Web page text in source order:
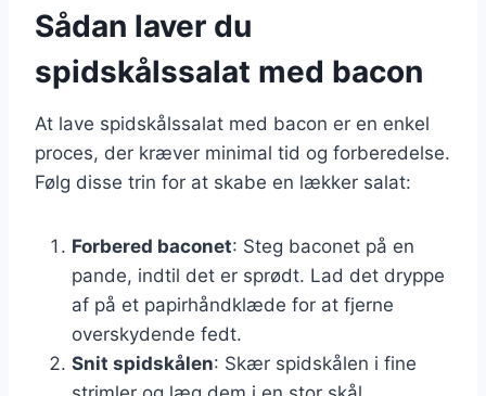
Sådan laver du
spidskålssalat med bacon
At lave spidskålssalat med bacon er en enkel
proces, der kræver minimal tid og forberedelse.
Følg disse trin for at skabe en lækker salat:
Forbered baconet: Steg baconet på en
pande, indtil det er sprødt. Lad det dryppe
af på et papirhåndklæde for at fjerne
overskydende fedt.
Snit spidskålen: Skær spidskålen i fine